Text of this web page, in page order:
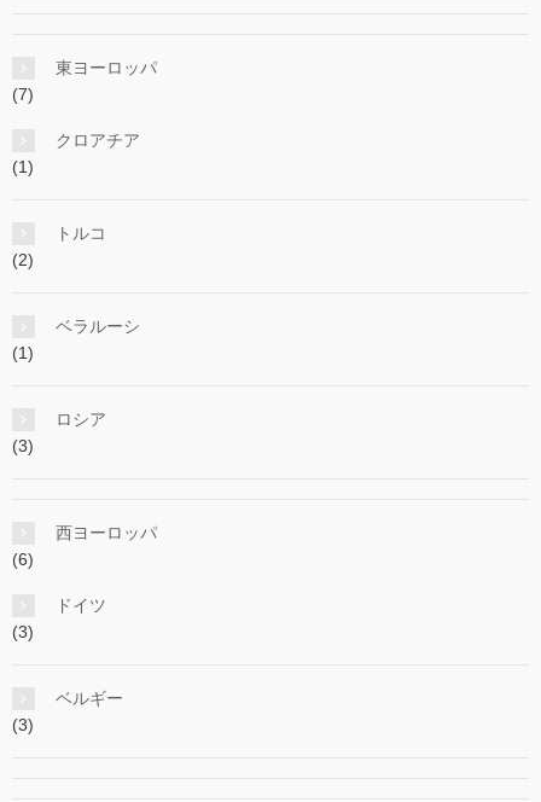
東ヨーロッパ
(7)
クロアチア
(1)
トルコ
(2)
ベラルーシ
(1)
ロシア
(3)
西ヨーロッパ
(6)
ドイツ
(3)
ベルギー
(3)